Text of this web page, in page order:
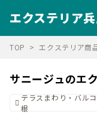
エクステリア
TOP エクステリア商
サニージュのエ
テラスまわり・バル
根